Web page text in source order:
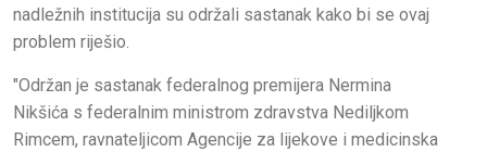
nadležnih institucija su održali sastanak kako bi se ovaj
problem riješio.
"Održan je sastanak federalnog premijera Nermina
Nikšića s federalnim ministrom zdravstva Nediljkom
Rimcem, ravnateljicom Agencije za lijekove i medicinska